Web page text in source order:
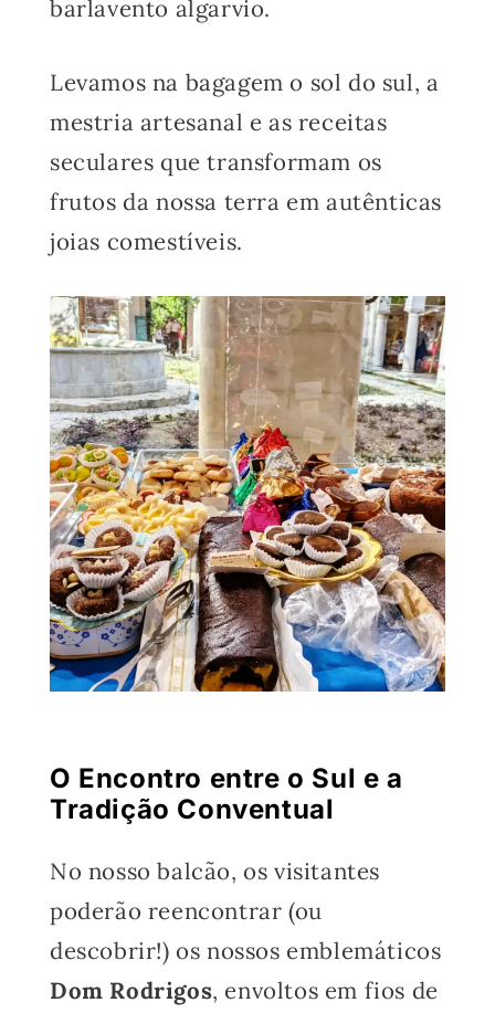
barlavento algarvio.
Levamos na bagagem o sol do sul, a
mestria artesanal e as receitas
seculares que transformam os
frutos da nossa terra em autênticas
joias comestíveis.
O Encontro entre o Sul e a
Tradição Conventual
No nosso balcão, os visitantes
poderão reencontrar (ou
descobrir!) os nossos emblemáticos
Dom Rodrigos, envoltos em fios de